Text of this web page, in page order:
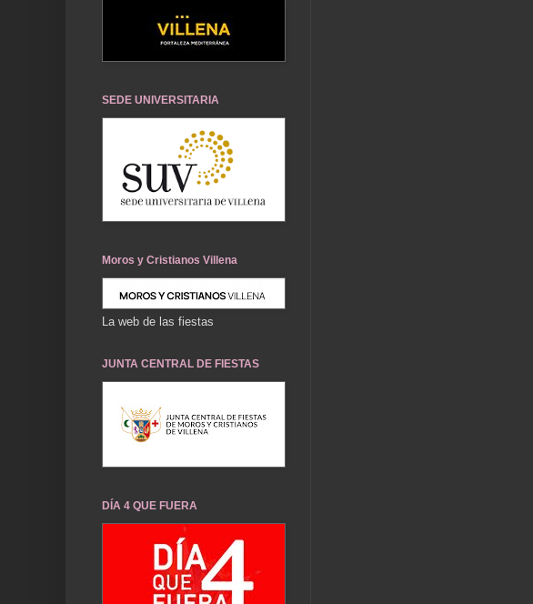
SEDE UNIVERSITARIA
Moros y Cristianos Villena
La web de las fiestas
JUNTA CENTRAL DE FIESTAS
DÍA 4 QUE FUERA